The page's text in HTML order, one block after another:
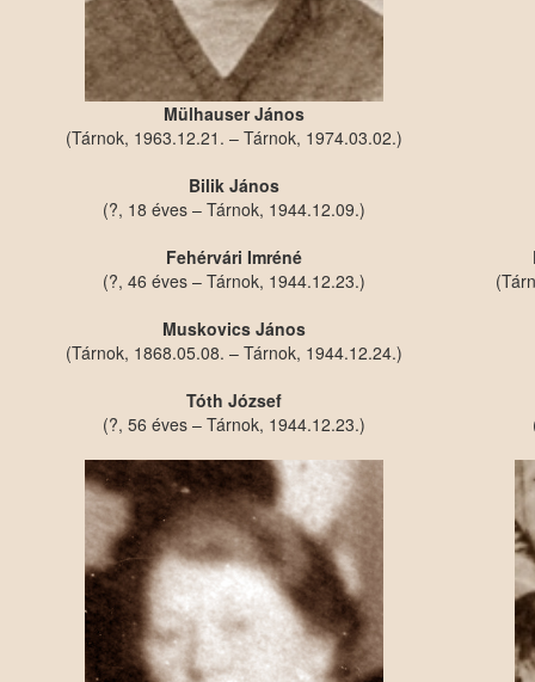
Mülhauser János
(Tárnok, 1963.12.21. – Tárnok, 1974.03.02.)
Bilik János
(?, 18 éves – Tárnok, 1944.12.09.)
Fehérvári Imréné
(?, 46 éves – Tárnok, 1944.12.23.)
Muskovics János
(Tárnok, 1868.05.08. – Tárnok, 1944.12.24.)
Tóth József
(?, 56 éves – Tárnok, 1944.12.23.)